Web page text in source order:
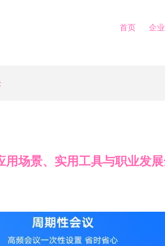
首页 企
用场景、实用工具与职业发